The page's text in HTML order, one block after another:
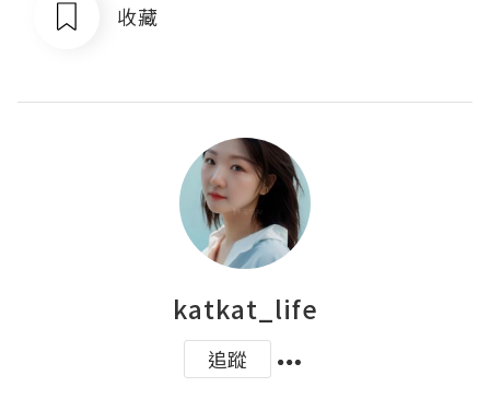
收藏
katkat_life
追蹤